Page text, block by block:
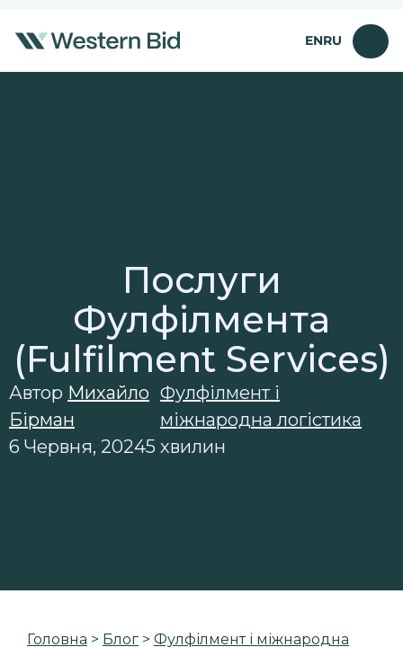
до
ENRU
Послуги
Фулфілмента
(Fulfilment Services)
Автор Михайло
Бірман
Фулфілмент і
міжнародна логістика
6 Червня, 20245 хвилин
Головна > Блог > Фулфілмент і міжнародна